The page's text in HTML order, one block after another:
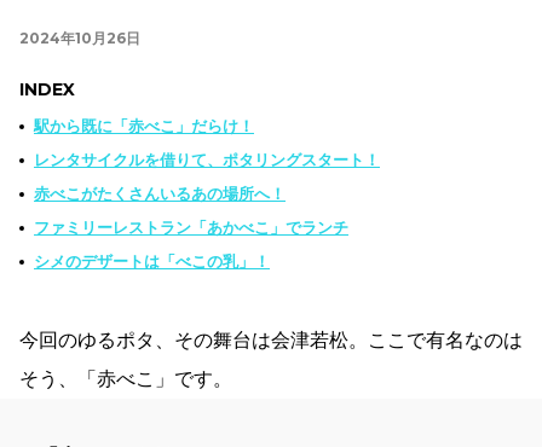
2024年10月26日
INDEX
駅から既に「赤べこ」だらけ！
レンタサイクルを借りて、ポタリングスタート！
赤べこがたくさんいるあの場所へ！
ファミリーレストラン「あかべこ」でランチ
シメのデザートは「べこの乳」！
今回のゆるポタ、その舞台は会津若松。ここで有名なのは
そう、「赤べこ」です。